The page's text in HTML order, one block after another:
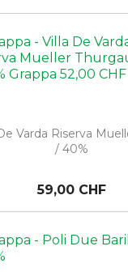
Varda Riserva
/ 40%
59,00 CHF